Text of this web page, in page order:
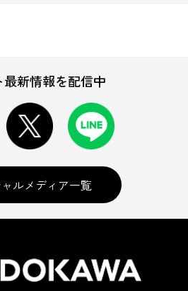
最新情報を配信中
ルメディア一覧